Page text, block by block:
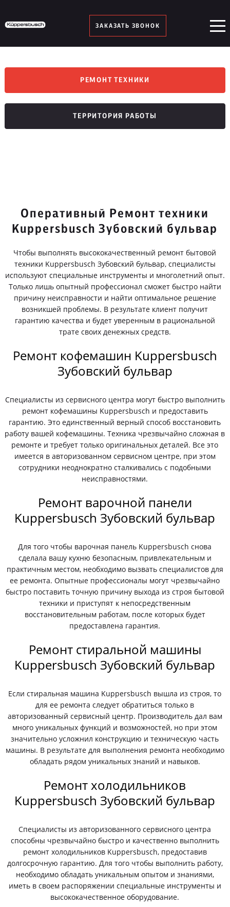
ЗАКАЗАТЬ ЗВОНОК
РЕМОНТ ТЕХНИКИ
ТЕРРИТОРИЯ РАБОТЫ
Оперативный Ремонт техники
Kuppersbusch Зубовский бульвар
Чтобы выполнять высококачественный ремонт бытовой
техники Kuppersbusch Зубовский бульвар, специалисты
используют специальные инструменты и многолетний опыт.
Только лишь опытный профессионал сможет быстро найти
причину неисправности и найти оптимальное решение
возникшей проблемы. В результате клиент получит
гарантию качества и будет уверенным в рациональной
трате своих денежных средств.
Ремонт кофемашин Kuppersbusch
Зубовский бульвар
Специалисты из сервисного центра могут быстро выполнить
ремонт кофемашины Kuppersbusch и предоставить
гарантию. Это единственный верный способ восстановить
работу вашей кофемашины. Техника чрезвычайно сложная в
ремонте и требует только оригинальных деталей. Все это
имеется в авторизованном сервисном центре, при этом
сотрудники неоднократно сталкивались с подобными
неисправностями.
Ремонт варочной панели
Kuppersbusch Зубовский бульвар
Для того чтобы варочная панель Kuppersbusch снова
сделала вашу кухню безопасным, привлекательным и
практичным местом, необходимо вызвать специалистов для
ее ремонта. Опытные профессионалы могут чрезвычайно
быстро поставить точную причину выхода из строя бытовой
техники и приступят к непосредственным
восстановительным работам, после которых будет
предоставлена гарантия.
Ремонт стиральной машины
Kuppersbusch Зубовский бульвар
Если стиральная машина Kuppersbusch вышла из строя, то
для ее ремонта следует обратиться только в
авторизованный сервисный центр. Производитель дал вам
много уникальных функций и возможностей, но при этом
значительно усложнил конструкцию и техническую часть
машины. В результате для выполнения ремонта необходимо
обладать рядом уникальных знаний и навыков.
Ремонт холодильников
Kuppersbusch Зубовский бульвар
Специалисты из авторизованного сервисного центра
способны чрезвычайно быстро и качественно выполнить
ремонт холодильников Kuppersbusch, предоставив
долгосрочную гарантию. Для того чтобы выполнить работу,
необходимо обладать уникальным опытом и знаниями,
иметь в своем распоряжении специальные инструменты и
высококачественное оборудование.